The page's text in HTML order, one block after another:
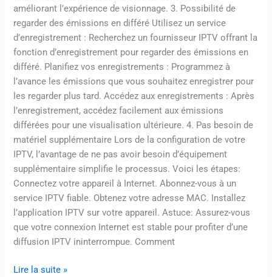
améliorant l’expérience de visionnage. 3. Possibilité de
regarder des émissions en différé Utilisez un service
d’enregistrement : Recherchez un fournisseur IPTV offrant la
fonction d’enregistrement pour regarder des émissions en
différé. Planifiez vos enregistrements : Programmez à
l’avance les émissions que vous souhaitez enregistrer pour
les regarder plus tard. Accédez aux enregistrements : Après
l’enregistrement, accédez facilement aux émissions
différées pour une visualisation ultérieure. 4. Pas besoin de
matériel supplémentaire Lors de la configuration de votre
IPTV, l’avantage de ne pas avoir besoin d’équipement
supplémentaire simplifie le processus. Voici les étapes:
Connectez votre appareil à Internet. Abonnez-vous à un
service IPTV fiable. Obtenez votre adresse MAC. Installez
l’application IPTV sur votre appareil. Astuce: Assurez-vous
que votre connexion Internet est stable pour profiter d’une
diffusion IPTV ininterrompue. Comment
Lire la suite »